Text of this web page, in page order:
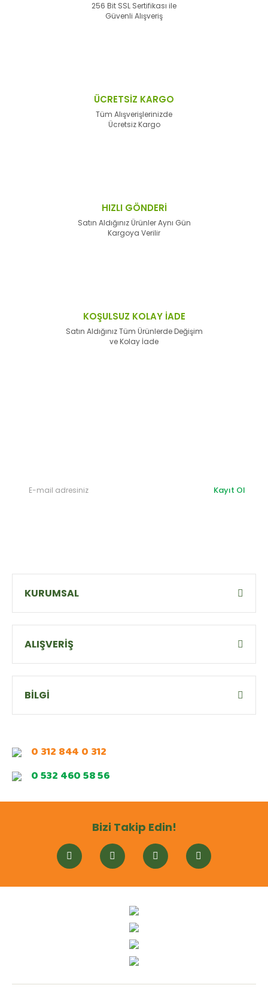
256 Bit SSL Sertifikası ile
Güvenli Alışveriş
ÜCRETSİZ KARGO
Tüm Alışverişlerinizde
Ücretsiz Kargo
HIZLI GÖNDERİ
Satın Aldığınız Ürünler Aynı Gün
Kargoya Verilir
KOŞULSUZ KOLAY İADE
Satın Aldığınız Tüm Ürünlerde Değişim
ve Kolay İade
Kayıt Ol
KURUMSAL
ALIŞVERİŞ
BİLGİ
0 312 844 0 312
0 532 460 58 56
Bizi Takip Edin!